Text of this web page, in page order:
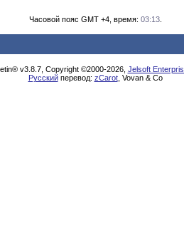
Часовой пояс GMT +4, время: 03:13.
v3.8.7, Copyright ©2000-2026, Jelsoft
Русскийперевод: zCarot, Vovan & Co